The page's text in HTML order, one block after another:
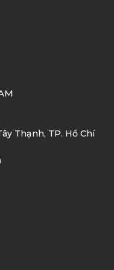
Thạnh, TP. Hồ Chí